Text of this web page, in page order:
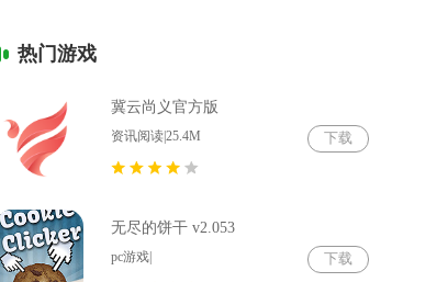
热门游戏
冀云尚义官方版
资讯阅读|25.4M 下载
无尽的饼干 v2.053
pc游戏| 下载